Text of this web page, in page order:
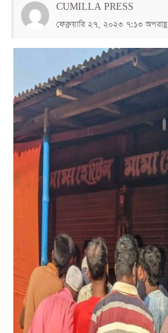
CUMILLA PRESS
ফেব্রুয়ারি ২৭, ২০২৩ ৭:১৩ অপরাহ্ণ